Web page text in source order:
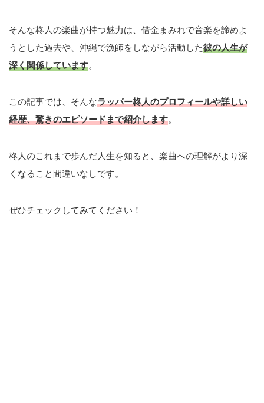
そんな柊人の楽曲が持つ魅力は、借金まみれで音楽を諦めよ
うとした過去や、沖縄で漁師をしながら活動した彼の人生が
深く関係しています。
この記事では、そんなラッパー柊人のプロフィールや詳しい
経歴、驚きのエピソードまで紹介します。
柊人のこれまで歩んだ人生を知ると、楽曲への理解がより深
くなること間違いなしです。
ぜひチェックしてみてください！